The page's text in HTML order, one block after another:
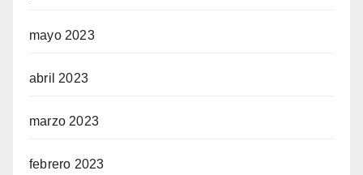
mayo 2023
abril 2023
marzo 2023
febrero 2023